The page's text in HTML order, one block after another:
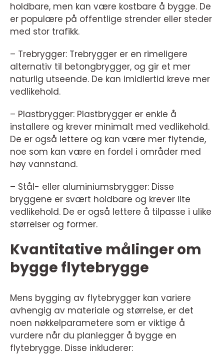
holdbare, men kan være kostbare å bygge. De
er populære på offentlige strender eller steder
med stor trafikk.
– Trebrygger: Trebrygger er en rimeligere
alternativ til betongbrygger, og gir et mer
naturlig utseende. De kan imidlertid kreve mer
vedlikehold.
– Plastbrygger: Plastbrygger er enkle å
installere og krever minimalt med vedlikehold.
De er også lettere og kan være mer flytende,
noe som kan være en fordel i områder med
høy vannstand.
– Stål- eller aluminiumsbrygger: Disse
bryggene er svært holdbare og krever lite
vedlikehold. De er også lettere å tilpasse i ulike
størrelser og former.
Kvantitative målinger om
bygge flytebrygge
Mens bygging av flytebrygger kan variere
avhengig av materiale og størrelse, er det
noen nøkkelparametere som er viktige å
vurdere når du planlegger å bygge en
flytebrygge. Disse inkluderer: